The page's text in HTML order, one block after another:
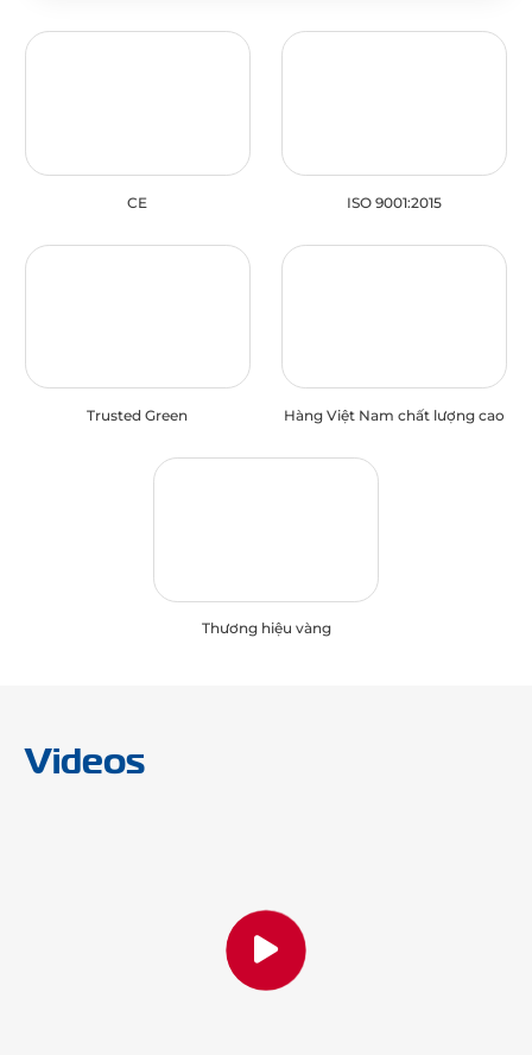
CE ISO 9001:2015
Trusted Green Hàng Việt Nam chất lượng cao
Thương hiệu vàng
Videos